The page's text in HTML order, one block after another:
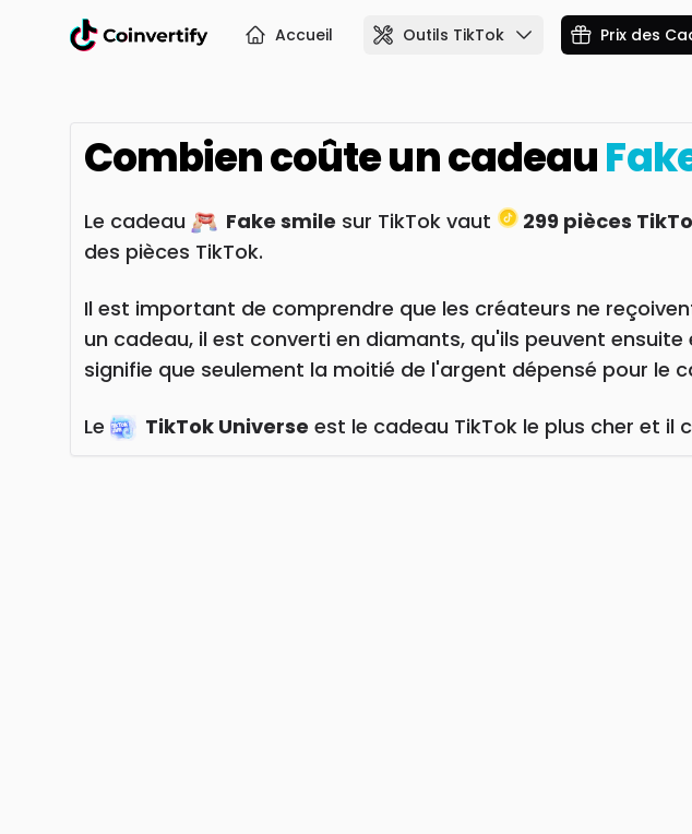
Accueil Outils TikTok Prix des
Combien coûte un cadeau
Le cadeau Fake smile sur TikTok vaut 299 pièces
des pièces TikTok.
Il est important de comprendre que les créateurs ne
un cadeau, il est converti en diamants, qu'ils peuvent
signifie que seulement la moitié de l'argent dépensé pour le
Le TikTok Universe est le cadeau TikTok le plus cher et il